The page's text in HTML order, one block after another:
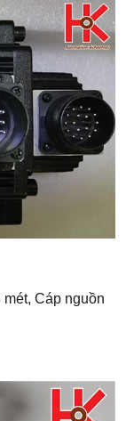
Cáp nguồn